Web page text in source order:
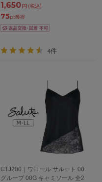
1,650円 (税込)
75pt獲得
4件
CTJ200｜ワコール サルート 00
グループ 00G キャミソール 全2